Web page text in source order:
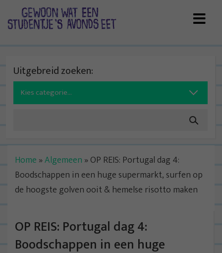
Uitgebreid zoeken:
Search
for:
Home »Algemeen » OP REIS: Portugal dag 4:
Boodschappen in een huge supermarkt, surfen op
de hoogste golven ooit & hemelse risotto maken
OP REIS: Portugal dag 4:
Boodschappen in een huge